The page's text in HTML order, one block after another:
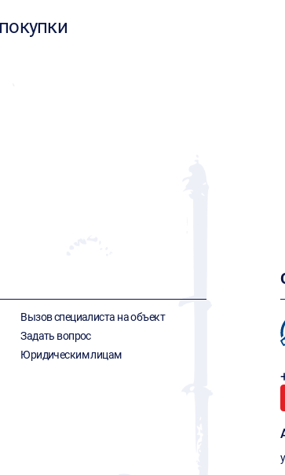
Вызов специалиста на объект
Задать вопрос
Юридическим лицам